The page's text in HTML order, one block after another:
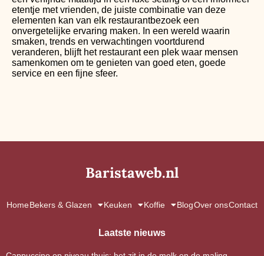
etentje met vrienden, de juiste combinatie van deze
elementen kan van elk restaurantbezoek een
onvergetelijke ervaring maken. In een wereld waarin
smaken, trends en verwachtingen voortdurend
veranderen, blijft het restaurant een plek waar mensen
samenkomen om te genieten van goed eten, goede
service en een fijne sfeer.
Baristaweb.nl
HomeBekers & Glazen Keuken Koffie BlogOver onsContact
Laatste nieuws